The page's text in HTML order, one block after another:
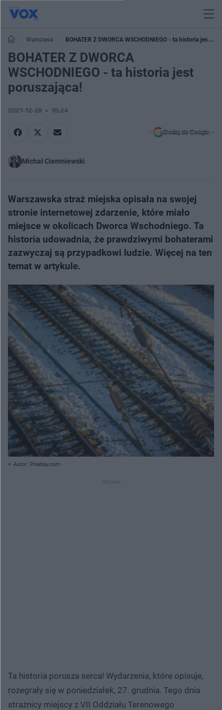
Warszawa
BOHATER Z DWORCA WSCHODNIEGO - ta historia jest
poruszająca!
BOHATER Z DWORCA
WSCHODNIEGO - ta historia jest
poruszająca!
2021-12-29 15:24
Dodaj do Google
Michał Ciemniewski
Warszawska straż miejska opisała na swojej
stronie internetowej zdarzenie, które miało
miejsce w okolicach Dworca Wschodniego. Ta
historia udowadnia, że prawdziwymi bohaterami
zazwyczaj są przypadkowi ludzie. Więcej na ten
temat w artykule.
Autor: Pixabay.com
Ta historia porusza serca! Wydarzenia, które opisuje,
rozegrały się w poniedziałek, 27. grudnia. Tego dnia
strażnicy miejscy z VII Oddziału Terenowego